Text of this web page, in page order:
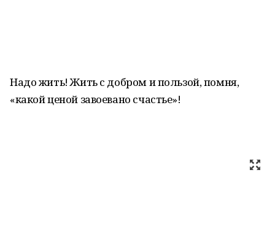
Надо жить! Жить с добром и пользой, помня,
«какой ценой завоевано счастье»!